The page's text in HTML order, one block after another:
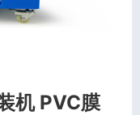
机 PVC膜